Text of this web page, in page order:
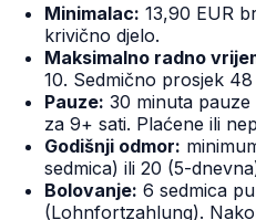
Minimalac: 13,90 EUR
krivično djelo.
Maksimalno radno
10. Sedmično prosjek
Pauze: 30 minuta
za 9+ sati. Plaćene ili
Godišnji odmor:
sedmica) ili 20 (5-
Bolovanje: 6 sedmica
(Lohnfortzahlung).